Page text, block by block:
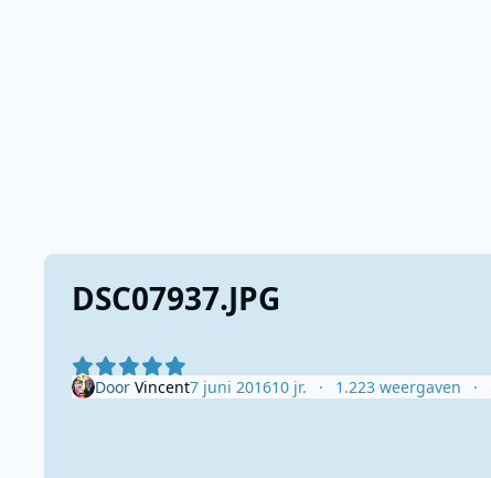
DSC07937.JPG
Door Vincent7 juni 201610 jr. 1.223 weergaven